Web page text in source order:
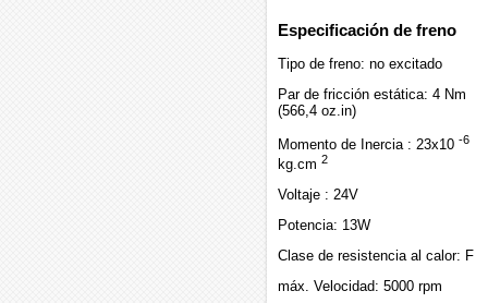
Especificación de freno
Tipo de freno: no excitado
Par de fricción estática: 4 Nm
(566,4 oz.in)
Momento de Inercia : 23x10 -6
kg.cm 2
Voltaje : 24V
Potencia: 13W
Clase de resistencia al calor: F
máx. Velocidad: 5000 rpm